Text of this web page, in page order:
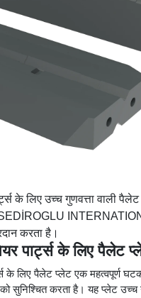
के लिए उच्च गुणवत्ता वाली
करता है।
पार्ट्स के लिए पैलेट
के लिए पैलेट प्लेट एक महत्वपूर्ण
को सुनिश्चित करता है। यह प्लेट उच्च